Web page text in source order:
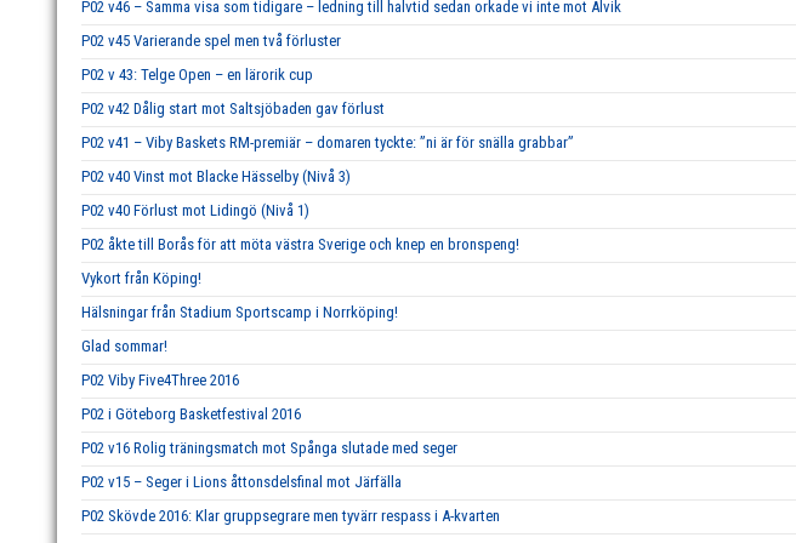
P02 v46 – Samma visa som tidigare – ledning till halvtid sedan orkade vi inte mot Alvik
P02 v45 Varierande spel men två förluster
P02 v 43: Telge Open – en lärorik cup
P02 v42 Dålig start mot Saltsjöbaden gav förlust
P02 v41 – Viby Baskets RM-premiär – domaren tyckte: ”ni är för snälla grabbar”
P02 v40 Vinst mot Blacke Hässelby (Nivå 3)
P02 v40 Förlust mot Lidingö (Nivå 1)
P02 åkte till Borås för att möta västra Sverige och knep en bronspeng!
Vykort från Köping!
Hälsningar från Stadium Sportscamp i Norrköping!
Glad sommar!
P02 Viby Five4Three 2016
P02 i Göteborg Basketfestival 2016
P02 v16 Rolig träningsmatch mot Spånga slutade med seger
P02 v15 – Seger i Lions åttonsdelsfinal mot Järfälla
P02 Skövde 2016: Klar gruppsegrare men tyvärr respass i A-kvarten